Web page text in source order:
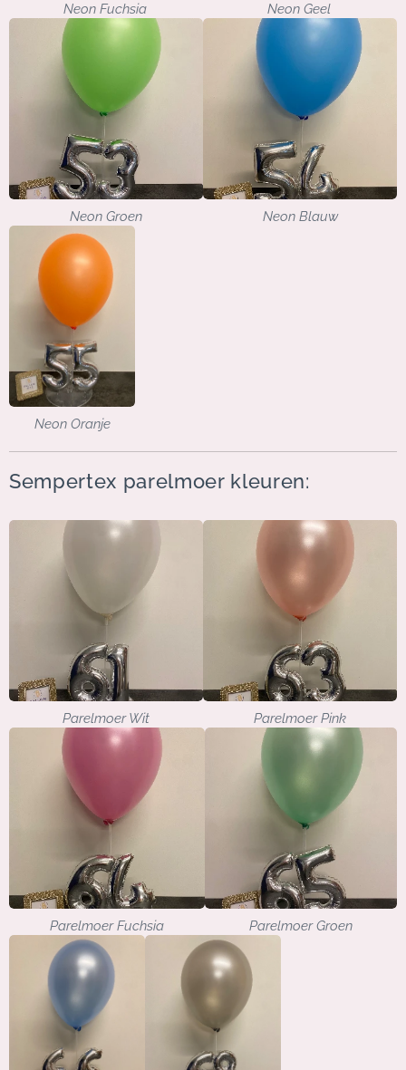
Neon Fuchsia Neon Geel
Neon Groen Neon Blauw
Neon Oranje
Sempertex parelmoer kleuren:
Parelmoer Wit Parelmoer Pink
Parelmoer Fuchsia Parelmoer Groen